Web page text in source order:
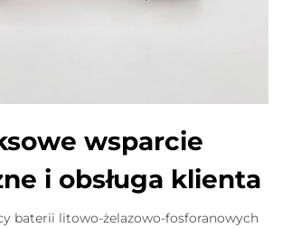
wsparcie
i obsługa klienta
baterii litowo-żelazowo-fosforanowych